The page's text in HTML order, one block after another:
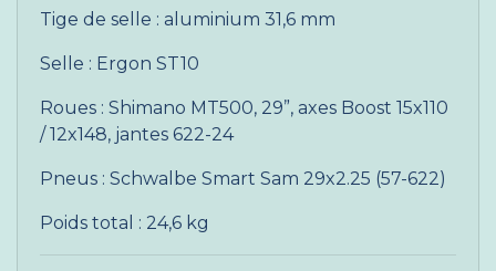
Tige de selle : aluminium 31,6 mm
Selle : Ergon ST10
Roues : Shimano MT500, 29”, axes Boost 15x110
/ 12x148, jantes 622-24
Pneus : Schwalbe Smart Sam 29x2.25 (57-622)
Poids total : 24,6 kg